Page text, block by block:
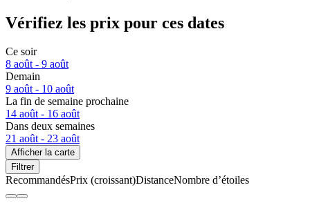
Vérifiez les prix pour ces dates
Ce soir
8 août - 9 août
Demain
9 août - 10 août
La fin de semaine prochaine
14 août - 16 août
Dans deux semaines
21 août - 23 août
Afficher la carte
Filtrer
RecommandésPrix (croissant)DistanceNombre d’étoiles